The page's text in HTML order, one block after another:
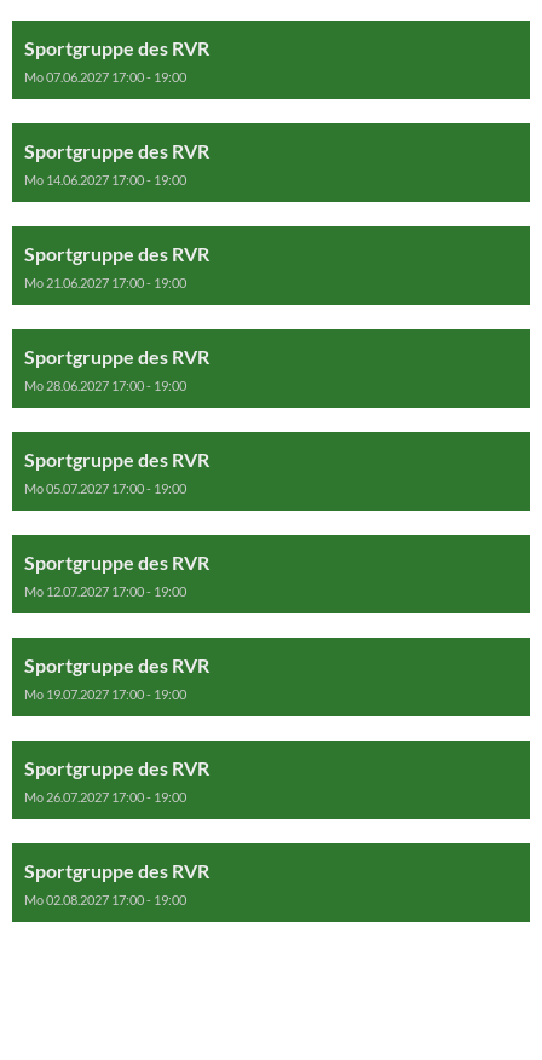
Sportgruppe des RVR
Mo 07.06.2027 17:00 - 19:00
Sportgruppe des RVR
Mo 14.06.2027 17:00 - 19:00
Sportgruppe des RVR
Mo 21.06.2027 17:00 - 19:00
Sportgruppe des RVR
Mo 28.06.2027 17:00 - 19:00
Sportgruppe des RVR
Mo 05.07.2027 17:00 - 19:00
Sportgruppe des RVR
Mo 12.07.2027 17:00 - 19:00
Sportgruppe des RVR
Mo 19.07.2027 17:00 - 19:00
Sportgruppe des RVR
Mo 26.07.2027 17:00 - 19:00
Sportgruppe des RVR
Mo 02.08.2027 17:00 - 19:00